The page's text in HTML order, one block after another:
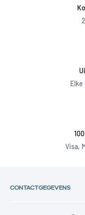
Visa,
CONTACTGEGEVENS